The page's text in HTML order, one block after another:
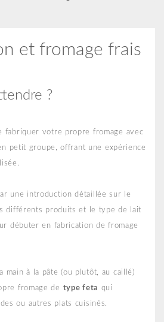
et fromage frais
?
fabriquer votre propre fromage avec
petit groupe, offrant une expérience
une introduction détaillée sur le
différents produits et le type de lait
débuter en fabrication de fromage
main à la pâte (ou plutôt, au caillé)
fromage de type feta qui
ou autres plats cuisinés.